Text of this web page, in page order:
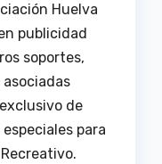
Huelva
publicidad
soportes,
de
para